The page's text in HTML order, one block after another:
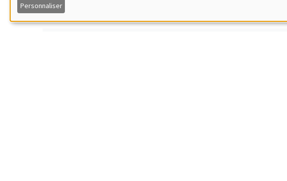
des
Personnaliser